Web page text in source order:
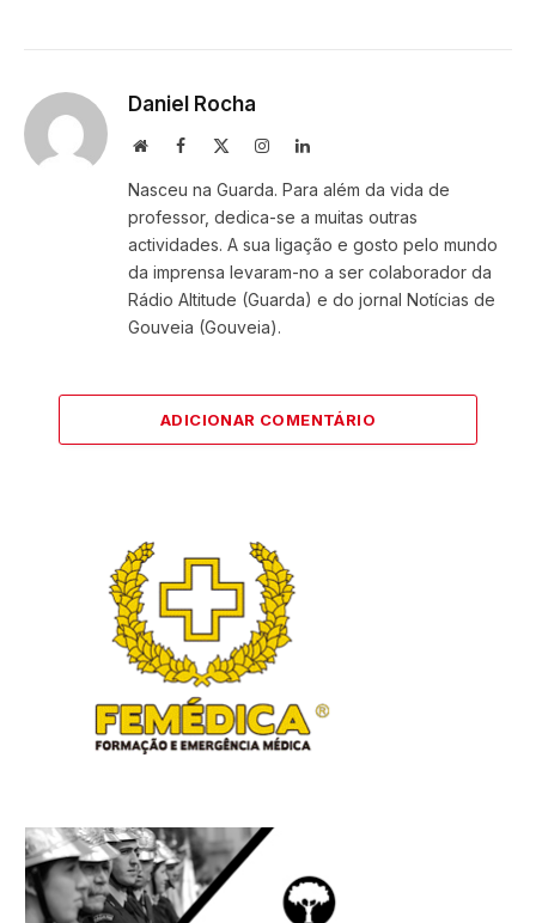
Daniel Rocha
WebsiteFacebook InstagramLinkedIn
Nasceu na Guarda. Para além da vida de
professor, dedica-se a muitas outras
actividades. A sua ligação e gosto pelo mundo
da imprensa levaram-no a ser colaborador da
Rádio Altitude (Guarda) e do jornal Notícias de
Gouveia (Gouveia).
ADICIONAR COMENTÁRIO